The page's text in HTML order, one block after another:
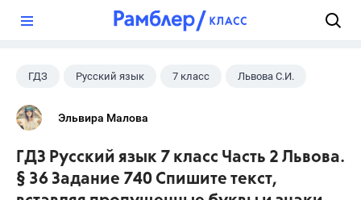
ГДЗ Русский язык 7 класс Львова С.И.
Эльвира Малова
ГДЗ Русский язык 7 класс Часть 2 Львова.
§ 36 Задание 740 Спишите текст,